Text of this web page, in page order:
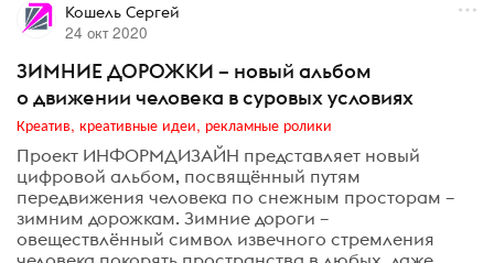
Кошель Сергей
24 окт 2020
ЗИМНИЕ ДОРОЖКИ – новый альбом
о движении человека в суровых условиях
Креатив, креативные идеи, рекламные ролики
Проект ИНФОРМДИЗАЙН представляет новый
цифровой альбом, посвящённый путям
передвижения человека по снежным просторам –
зимним дорожкам. Зимние дороги –
овеществлённый символ извечного стремления